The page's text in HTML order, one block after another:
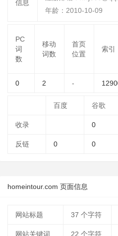
信息
年龄：2010-10-09
PC
词
数
移动
词数
首页
位置
索引
0 2 -
百度 谷歌
收录 0
反链 0 0
homeintour.com 页面信息
网站标题 37 个字符
网站关键词 22 个字符